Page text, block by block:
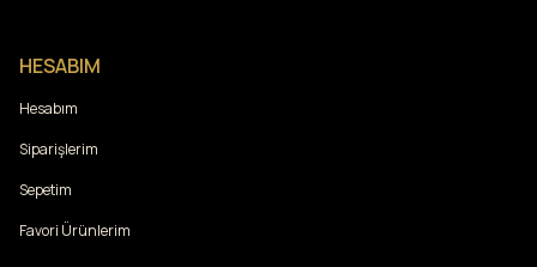
HESABIM
Hesabım
Siparişlerim
Sepetim
Favori Ürünlerim